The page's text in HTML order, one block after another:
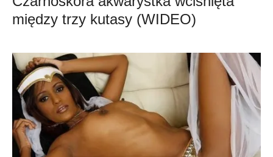
między trzy kutasy (WIDEO)